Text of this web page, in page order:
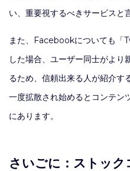
い、重要視するべきサービスと
また、Facebookについても
した場合、ユーザー同士がより
るため、信頼出来る人が紹介す
一度拡散され始めるとコンテン
にあります。
さいごに：ストッ